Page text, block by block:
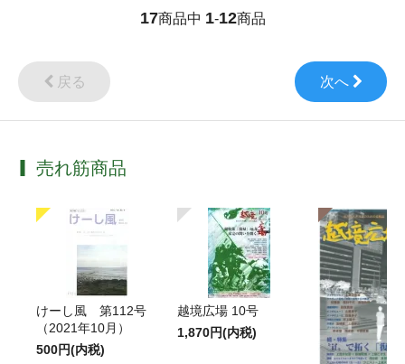
17商品中 1-12商品
戻る 次へ
売れ筋商品
けーし風 第112号
（2021年10月）
500円(内税)
越境広場 10号
1,870円(内税)